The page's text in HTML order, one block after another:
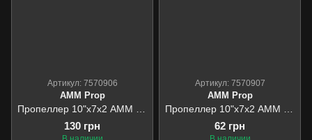
Артикул: 7570906
AMM Prop
130 грн
Артикул: 7570907
AMM Prop
62 грн